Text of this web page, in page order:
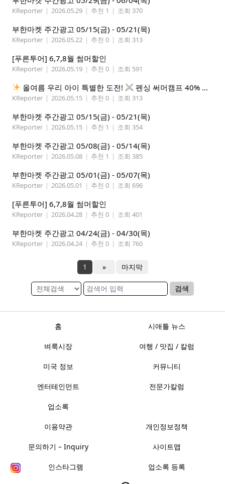
KReporter | 2026.05.29 | 추천 1 | 조회 370
부한마켓 주간광고 05/15(금) - 05/21(목)
KReporter | 2026.05.22 | 추천 0 | 조회 313
[푸른투어] 6,7,8월 썸머할인
KReporter | 2026.05.19 | 추천 0 | 조회 591
올여름 우리 아이 특별한 도전! 펜싱 써머캠프 40% 선착순 할인
KReporter | 2026.05.15 | 추천 0 | 조회 313
부한마켓 주간광고 05/15(금) - 05/21(목)
KReporter | 2026.05.15 | 추천 1 | 조회 354
부한마켓 주간광고 05/08(금) - 05/14(목)
KReporter | 2026.05.08 | 추천 1 | 조회 385
부한마켓 주간광고 05/01(금) - 05/07(목)
KReporter | 2026.05.01 | 추천 0 | 조회 696
[푸른투어] 6,7,8월 썸머할인
KReporter | 2026.04.28 | 추천 0 | 조회 401
부한마켓 주간광고 04/24(금) - 04/30(목)
KReporter | 2026.04.24 | 추천 0 | 조회 760
1 » 마지막
검색
홈 시애틀 뉴스
벼룩시장 여행 / 맛집 / 칼럼
미국 정보 커뮤니티
엔터테인먼트 전문가칼럼
업소록
이용약관 개인정보정책
문의하기 – Inquiry 사이트맵
인스타그램 업소록 등록